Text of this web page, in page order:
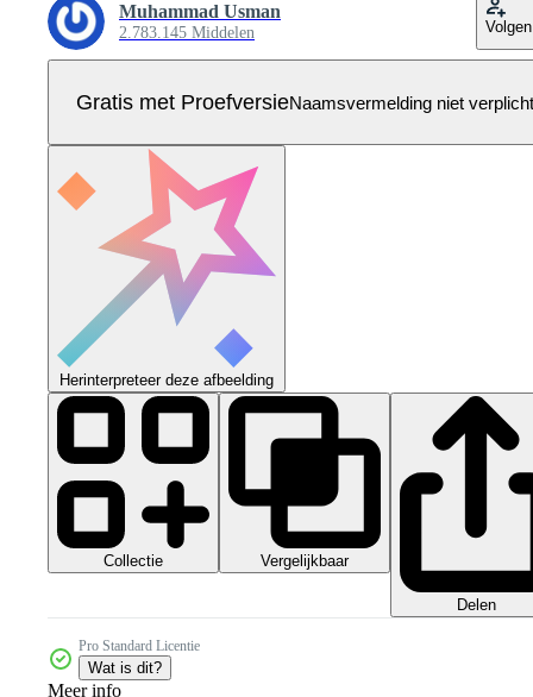
Muhammad Usman
2.783.145 Middelen Volgen
Gratis met ProefversieNaamsvermelding niet verplicht
Herinterpreteer deze afbeelding
Collectie Vergelijkbaar
Delen
Pro Standard Licentie
Wat is dit?
Meer info